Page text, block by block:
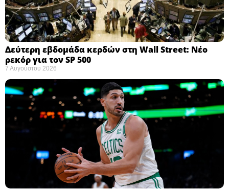
Δεύτερη εβδομάδα κερδών στη Wall Street: Νέο
ρεκόρ για τον SP 500
7 Αυγούστου 2026